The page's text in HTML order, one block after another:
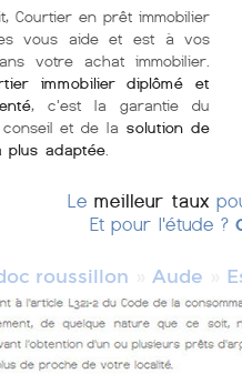
Courtier en prêt immobilier
vous aide et est à vos
votre achat immobilier.
immobilier diplômé et
, c'est la garantie du
conseil et de la solution de
plus adaptée
Le meilleur taux
Et pour l'étude ?
roussillon Aude